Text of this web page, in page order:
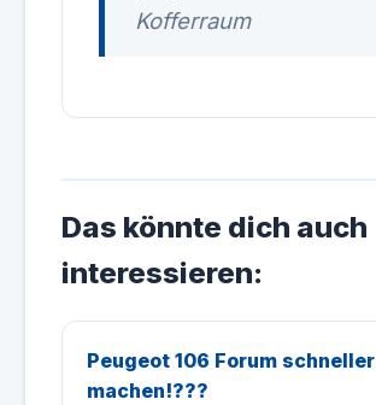
Kofferraum
Das könnte dich auch
interessieren:
Peugeot 106 Forum schneller
machen!???